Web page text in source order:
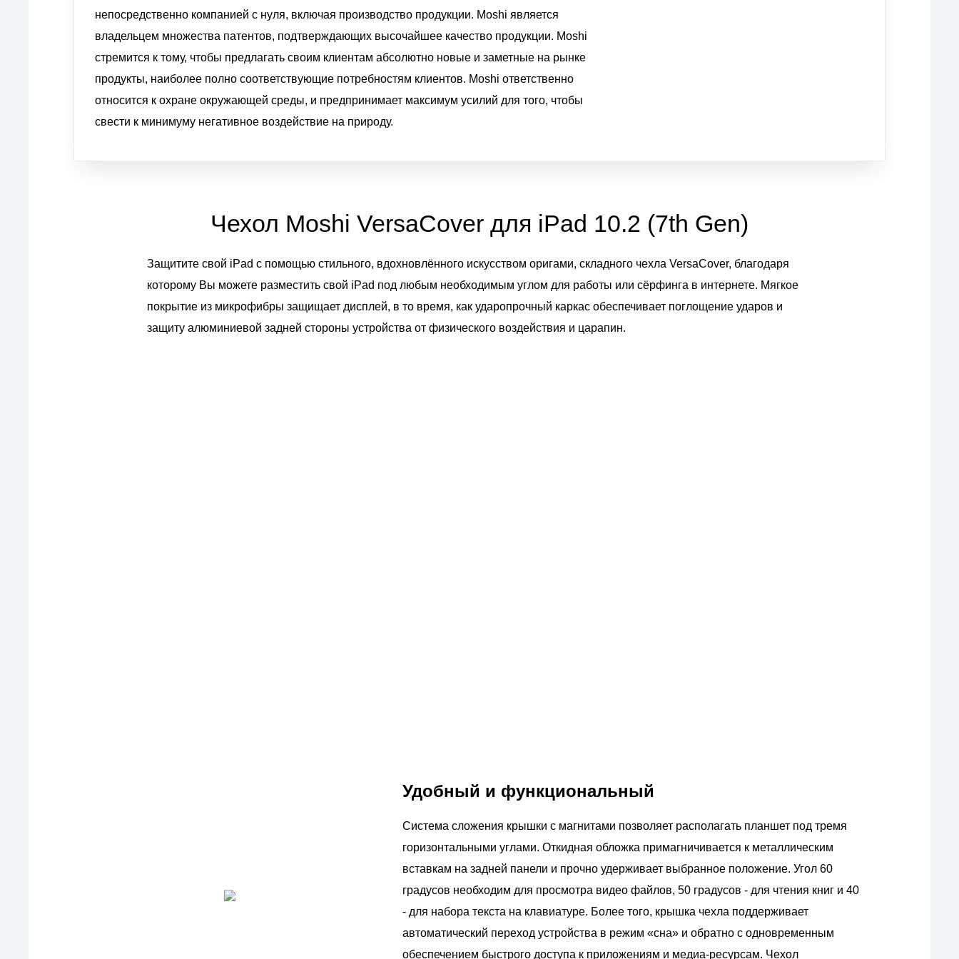
непосредственно компанией с нуля, включая производство продукции. Moshi является
владельцем множества патентов, подтверждающих высочайшее качество продукции. Moshi
стремится к тому, чтобы предлагать своим клиентам абсолютно новые и заметные на рынке
продукты, наиболее полно соответствующие потребностям клиентов. Moshi ответственно
относится к охране окружающей среды, и предпринимает максимум усилий для того, чтобы
свести к минимуму негативное воздействие на природу.
Чехол Moshi VersaCover для iPad 10.2 (7th Gen)
Защитите свой iPad с помощью стильного, вдохновлённого искусством оригами, складного чехла VersaCover, благодаря
которому Вы можете разместить свой iPad под любым необходимым углом для работы или сёрфинга в интернете. Мягкое
покрытие из микрофибры защищает дисплей, в то время, как ударопрочный каркас обеспечивает поглощение ударов и
защиту алюминиевой задней стороны устройства от физического воздействия и царапин.
Удобный и функциональный
Система сложения крышки с магнитами позволяет располагать планшет под тремя
горизонтальными углами. Откидная обложка примагничивается к металлическим
вставкам на задней панели и прочно удерживает выбранное положение. Угол 60
градусов необходим для просмотра видео файлов, 50 градусов - для чтения книг и 40
- для набора текста на клавиатуре. Более того, крышка чехла поддерживает
автоматический переход устройства в режим «сна» и обратно с одновременным
обеспечением быстрого доступа к приложениям и медиа-ресурсам. Чехол